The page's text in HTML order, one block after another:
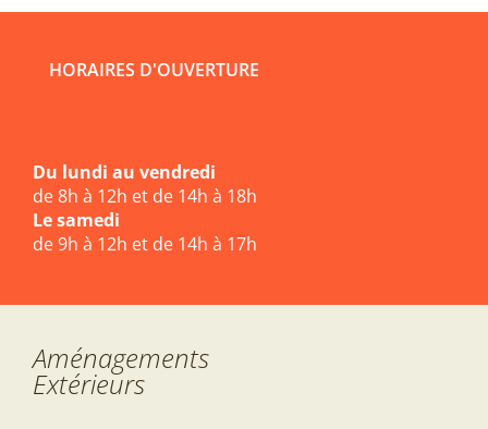
HORAIRES D'OUVERTURE
Du lundi au vendredi
de 8h à 12h et de 14h à 18h
Le samedi
de 9h à 12h et de 14h à 17h
Aménagements
Extérieurs